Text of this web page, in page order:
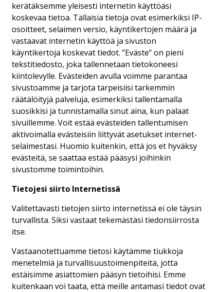
kerätäksemme yleisesti internetin käyttöäsi
koskevaa tietoa. Tällaisia tietoja ovat esimerkiksi IP-
osoitteet, selaimen versio, käyntikertojen määrä ja
vastaavat internetin käyttöä ja sivuston
käyntikertoja koskevat tiedot. ”Eväste” on pieni
tekstitiedosto, joka tallennetaan tietokoneesi
kiintolevylle. Evästeiden avulla voimme parantaa
sivustoamme ja tarjota tarpeisiisi tarkemmin
räätälöityjä palveluja, esimerkiksi tallentamalla
suosikkisi ja tunnistamalla sinut aina, kun palaat
sivuillemme. Voit estää evästeiden tallentumisen
aktivoimalla evästeisiin liittyvät asetukset internet-
selaimestasi. Huomio kuitenkin, että jos et hyväksy
evästeitä, se saattaa estää pääsysi joihinkin
sivustomme toimintoihin.
Tietojesi siirto Internetissä
Valitettavasti tietojen siirto internetissä ei ole täysin
turvallista. Siksi vastaat tekemästäsi tiedonsiirrosta
itse.
Vastaanotettuamme tietosi käytämme tiukkoja
menetelmiä ja turvallisuustoimenpiteitä, jotta
estäisimme asiattomien pääsyn tietoihisi. Emme
kuitenkaan voi taata, että meille antamasi tiedot ovat